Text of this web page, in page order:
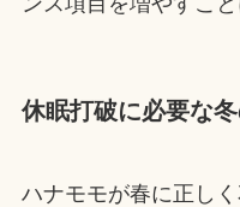
休眠打破に必要な
ハナモモが春に正し